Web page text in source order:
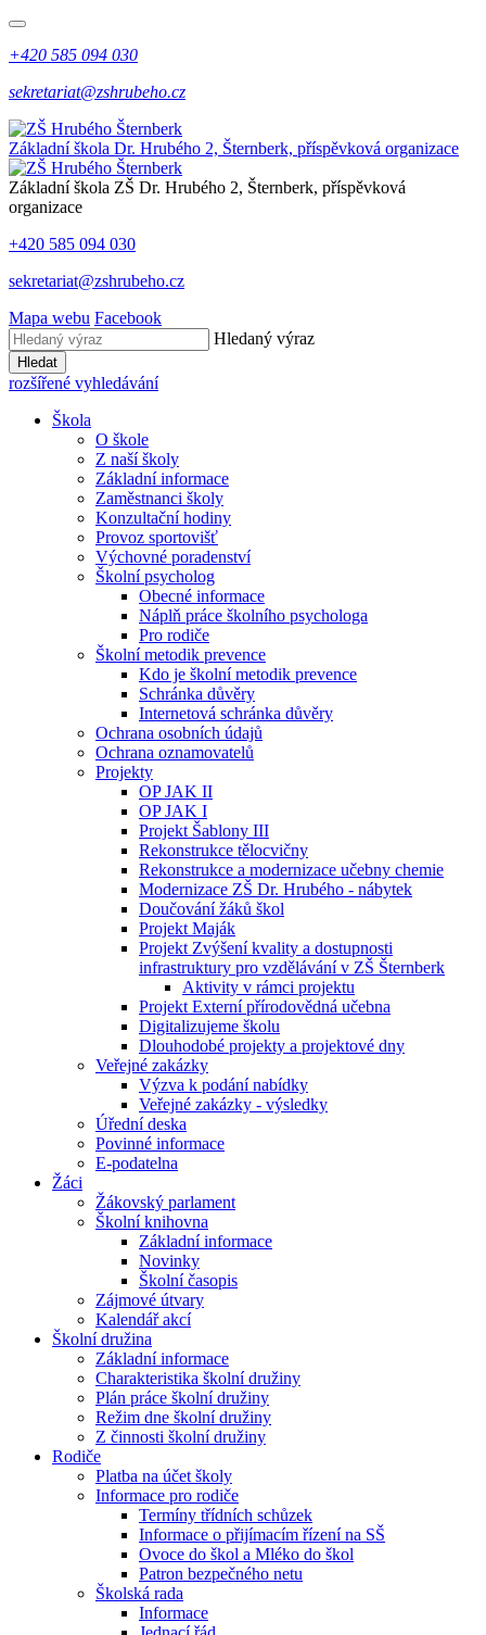
+420 585 094 030
sekretariat@zshrubeho.cz
Základní škola Dr. Hrubého 2, Šternberk, příspěvková organizace
Základní škola ZŠ Dr. Hrubého 2, Šternberk, příspěvková
organizace
+420 585 094 030
sekretariat@zshrubeho.cz
Mapa webu Facebook
Hledaný výraz
Hledat
rozšířené vyhledávání
Škola
O škole
Z naší školy
Základní informace
Zaměstnanci školy
Konzultační hodiny
Provoz sportovišť
Výchovné poradenství
Školní psycholog
Obecné informace
Náplň práce školního psychologa
Pro rodiče
Školní metodik prevence
Kdo je školní metodik prevence
Schránka důvěry
Internetová schránka důvěry
Ochrana osobních údajů
Ochrana oznamovatelů
Projekty
OP JAK II
OP JAK I
Projekt Šablony III
Rekonstrukce tělocvičny
Rekonstrukce a modernizace učebny chemie
Modernizace ZŠ Dr. Hrubého - nábytek
Doučování žáků škol
Projekt Maják
Projekt Zvýšení kvality a dostupnosti
infrastruktury pro vzdělávání v ZŠ Šternberk
Aktivity v rámci projektu
Projekt Externí přírodovědná učebna
Digitalizujeme školu
Dlouhodobé projekty a projektové dny
Veřejné zakázky
Výzva k podání nabídky
Veřejné zakázky - výsledky
Úřední deska
Povinné informace
E-podatelna
Žáci
Žákovský parlament
Školní knihovna
Základní informace
Novinky
Školní časopis
Zájmové útvary
Kalendář akcí
Školní družina
Základní informace
Charakteristika školní družiny
Plán práce školní družiny
Režim dne školní družiny
Z činnosti školní družiny
Rodiče
Platba na účet školy
Informace pro rodiče
Termíny třídních schůzek
Informace o přijímacím řízení na SŠ
Ovoce do škol a Mléko do škol
Patron bezpečného netu
Školská rada
Informace